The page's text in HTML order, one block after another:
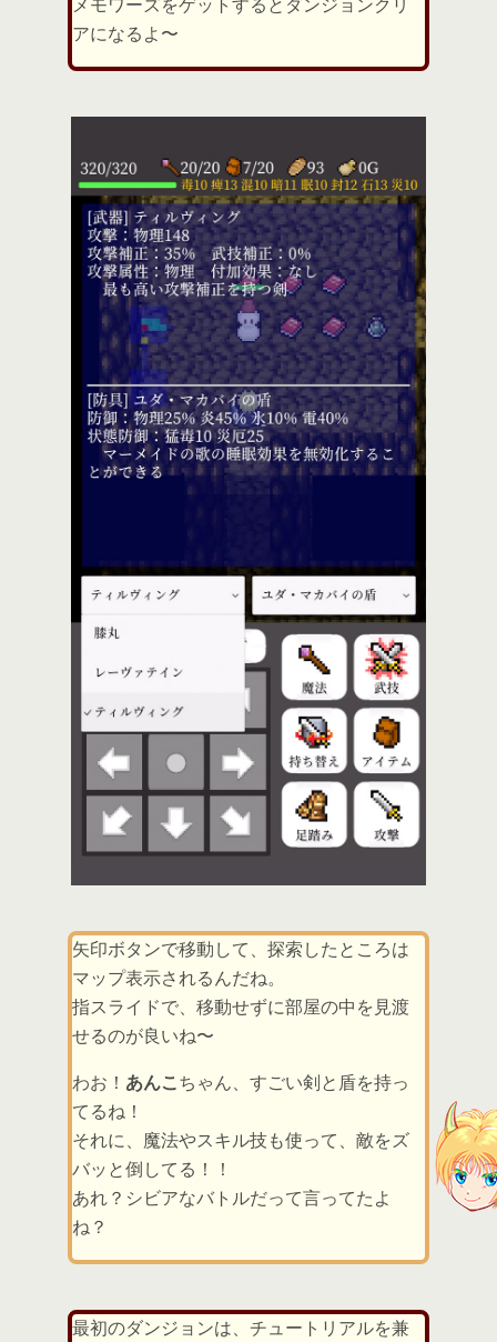
メモワーズをゲットするとダンジョンクリ
アになるよ〜
矢印ボタンで移動して、探索したところは
マップ表示されるんだね。
指スライドで、移動せずに部屋の中を見渡
せるのが良いね〜
わお！ あんこ ちゃん、すごい剣と盾を持っ
てるね！
それに、魔法やスキル技も使って、敵をズ
バッと倒してる！！
あれ？シビアなバトルだって言ってたよ
ね？
最初のダンジョンは、チュートリアルを兼